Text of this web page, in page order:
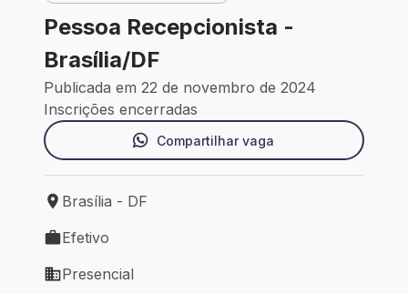
Pessoa Recepcionista -
Brasília/DF
Publicada em 22 de novembro de 2024
Inscrições encerradas
Compartilhar vaga
Local de trabalho: Brasília - DF
Brasília - DF
Tipo de vaga: Efetivo
Efetivo
Modelo de trabalho: Presencial
Presencial